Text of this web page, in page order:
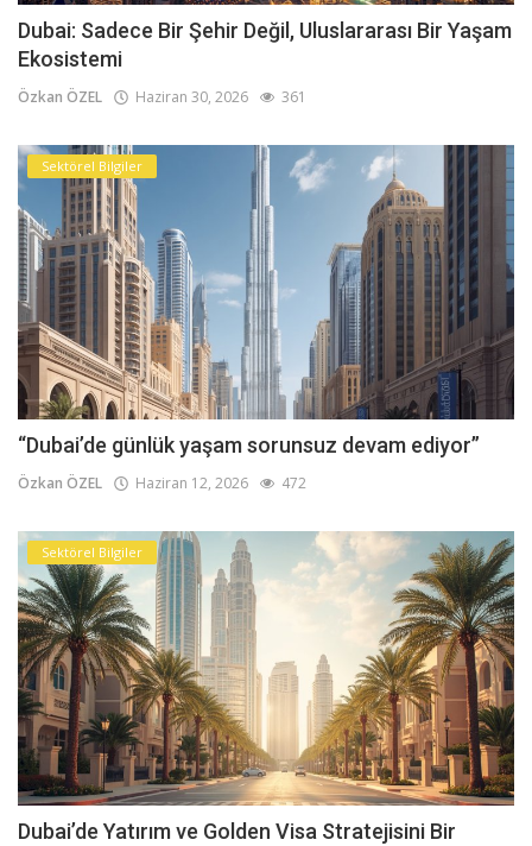
Dubai: Sadece Bir Şehir Değil, Uluslararası Bir Yaşam
Ekosistemi
Özkan ÖZEL Haziran 30, 2026 361
Sektörel Bilgiler
“Dubai’de günlük yaşam sorunsuz devam ediyor”
Özkan ÖZEL Haziran 12, 2026 472
Sektörel Bilgiler
Dubai’de Yatırım ve Golden Visa Stratejisini Bir